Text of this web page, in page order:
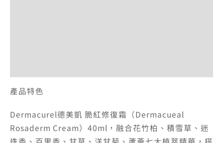
產品特色
Dermacurel德美凱 脆紅修復霜（Dermacueal
Rosaderm Cream）40ml，融合花竹柏、積雪草、迷